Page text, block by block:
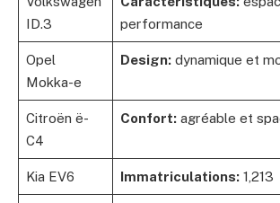
ID.3
performance
Opel
Mokka-e
Design:dynamique et
Citroën ë-
C4
Confort:agréable et
Kia EV6 Immatriculations:1,213